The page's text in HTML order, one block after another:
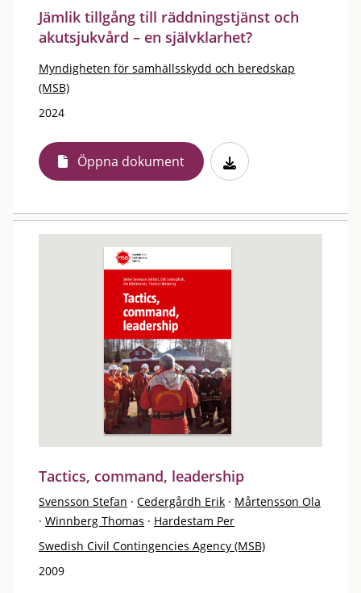
Jämlik tillgång till räddningstjänst och
akutsjukvård – en självklarhet?
Myndigheten för samhällsskydd och beredskap
(MSB)
2024
Öppna dokument
Tactics, command, leadership
Svensson Stefan · Cedergårdh Erik · Mårtensson Ola
· Winnberg Thomas · Hardestam Per
Swedish Civil Contingencies Agency (MSB)
2009